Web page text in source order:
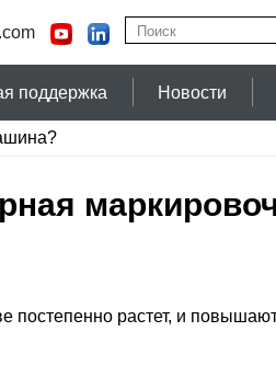
поддержка Новости
постепенно растет, и